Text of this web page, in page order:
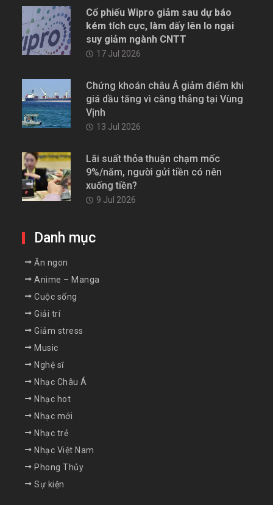
Cổ phiếu Wipro giảm sau dự báo
kém tích cực, làm dấy lên lo ngại
suy giảm ngành CNTT
17 Jul 2026
Chứng khoán châu Á giảm điểm khi
giá dầu tăng vì căng thẳng tại Vùng
Vịnh
13 Jul 2026
Lãi suất thỏa thuận chạm mốc
9%/năm, người gửi tiền có nên
xuống tiền?
9 Jul 2026
Danh mục
Ăn ngon
Anime – Manga
Cuộc sống
Giải trí
Giảm stress
Music
Nghệ sĩ
Nhạc Châu Á
Nhạc hot
Nhạc mới
Nhạc trẻ
Nhạc Việt Nam
Phong Thủy
Sự kiện